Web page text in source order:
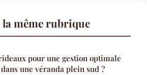
même rubrique
pour une gestion optimale
une véranda plein sud ?